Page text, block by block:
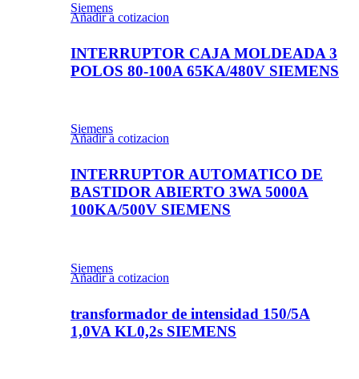
Siemens
Añadir a cotizacion
INTERRUPTOR CAJA MOLDEADA 3
POLOS 80-100A 65KA/480V SIEMENS
Siemens
Añadir a cotizacion
INTERRUPTOR AUTOMATICO DE
BASTIDOR ABIERTO 3WA 5000A
100KA/500V SIEMENS
Siemens
Añadir a cotizacion
transformador de intensidad 150/5A
1,0VA KL0,2s SIEMENS